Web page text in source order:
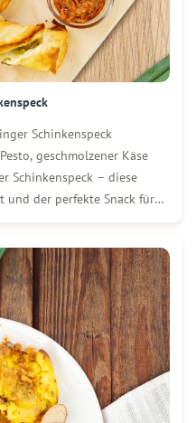
Schinkenspeck
geschmolzener Käse
Schinkenspeck – diese
und der perfekte Snack für
[…]